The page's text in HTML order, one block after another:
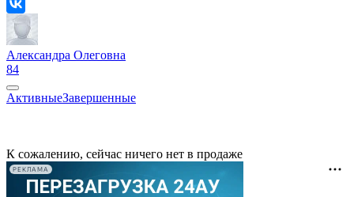
Александра Олеговна
84
АктивныеЗавершенные
К сожалению, сейчас ничего нет в продаже
РЕКЛАМА